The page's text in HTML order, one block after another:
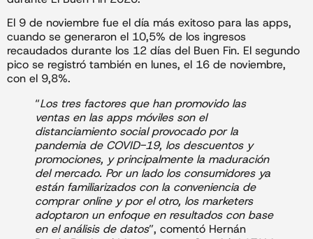
El 9 de noviembre fue el día más exitoso para las apps,
cuando se generaron el 10,5% de los ingresos
recaudados durante los 12 días del Buen Fin. El segundo
pico se registró también en lunes, el 16 de noviembre,
con el 9,8%.
“Los tres factores que han promovido las
ventas en las apps móviles son el
distanciamiento social provocado por la
pandemia de COVID-19, los descuentos y
promociones, y principalmente la maduración
del mercado. Por un lado los consumidores ya
están familiarizados con la conveniencia de
comprar online y por el otro, los marketers
adoptaron un enfoque en resultados con base
en el análisis de datos”, comentó Hernán